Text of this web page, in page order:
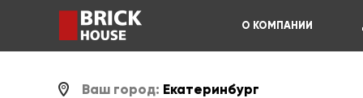
О КОМПАНИИ
Ваш город: Екатеринбург